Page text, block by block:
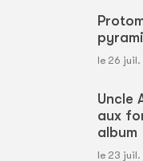
le 26
Uncle
aux
album
le 23